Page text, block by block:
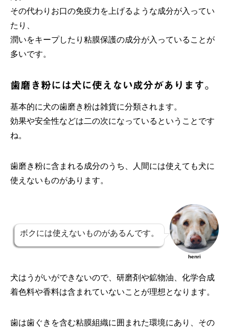
その代わりお口の免疫力を上げるような成分が入ってい
たり、
潤いをキープしたり粘膜保護の成分が入っていることが
多いです。
歯磨き粉には犬に使えない成分があります。
基本的に犬の歯磨き粉は雑貨に分類されます。
効果や安全性などは二の次になっているということです
ね。
歯磨き粉に含まれる成分のうち、人間には使えても犬に
使えないものがあります。
ボクには使えないものがあるんです。
henri
犬はうがいができないので、研磨剤や鉱物油、化学合成
着色料や香料は含まれていないことが理想となります。
歯は歯ぐきを含む粘膜組織に囲まれた環境にあり、その